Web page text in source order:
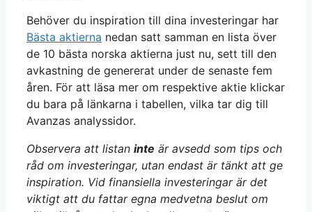
Behöver du inspiration till dina investeringar har
Bästa aktierna nedan satt samman en lista över
de 10 bästa norska aktierna just nu, sett till den
avkastning de genererat under de senaste fem
åren. För att läsa mer om respektive aktie klickar
du bara på länkarna i tabellen, vilka tar dig till
Avanzas analyssidor.
Observera att listan inte är avsedd som tips och
råd om investeringar, utan endast är tänkt att ge
inspiration. Vid finansiella investeringar är det
viktigt att du fattar egna medvetna beslut om